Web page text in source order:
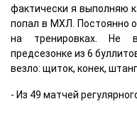
фактически я выполняю
попал в МХЛ. Постоянно
на тренировках. Не
предсезонке из 6
везло: щиток, конек,
- Из 49 матчей